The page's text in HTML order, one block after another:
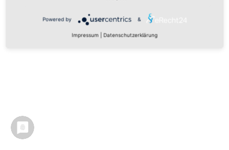
Powered by &
Impressum Datenschutzerklärung